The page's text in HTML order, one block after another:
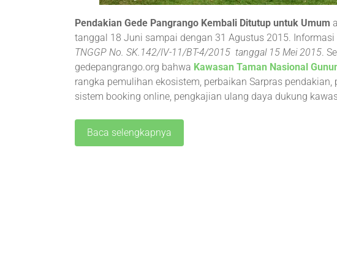
Pendakian Gede Pangrango Kembali Ditutup untuk Umum
tanggal 18 Juni sampai dengan 31 Agustus 2015.
TNGGP No. SK.142/IV-11/BT-4/2015 tanggal 15 Mei 2015.
gedepangrango.org bahwa Kawasan Taman Nasional
rangka pemulihan ekosistem, perbaikan Sarpras
sistem booking online, pengkajian ulang daya dukung
Baca selengkapnya